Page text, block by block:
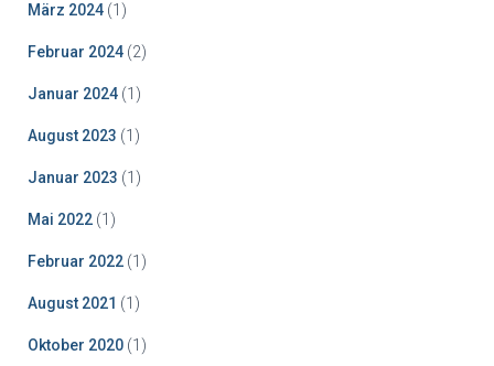
März 2024 (1)
Februar 2024 (2)
Januar 2024 (1)
August 2023 (1)
Januar 2023 (1)
Mai 2022 (1)
Februar 2022 (1)
August 2021 (1)
Oktober 2020 (1)